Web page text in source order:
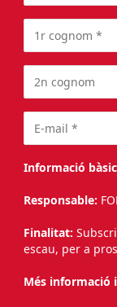
Informació
Responsable:
Finalitat:
escau, per a
Més informació